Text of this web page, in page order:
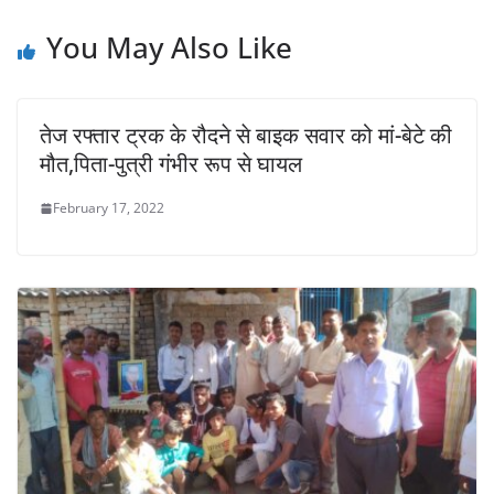
k
You May Also Like
तेज रफ्तार ट्रक के रौदने से बाइक सवार को मां-बेटे की
मौत,पिता-पुत्री गंभीर रूप से घायल
February 17, 2022